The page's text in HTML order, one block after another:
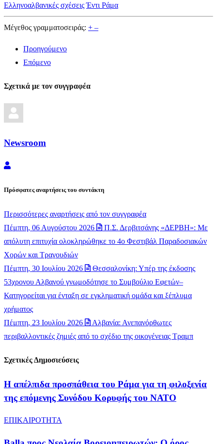
Ελληνοαλβανικές σχέσεις Έντι Ράμα
Μέγεθος γραμματοσειράς: + –
Προηγούμενο
Επόμενο
Σχετικά με τον συγγραφέα
Newsroom
Newsroom
Πρόσφατες αναρτήσεις του συντάκτη
Περισσότερες αναρτήσεις από τον συγγραφέα
Πέμπτη, 06 Αυγούστου 2026
Π.Σ. Δερβιτσάνης «ΔΕΡΒΗ»: Με
απόλυτη επιτυχία ολοκληρώθηκε το 4ο Φεστιβάλ Παραδοσιακών
Χορών και Τραγουδιών
Πέμπτη, 30 Ιουλίου 2026
Θεσσαλονίκη: Υπέρ της έκδοσης
53χρονου Αλβανού γνωμοδότησε το Συμβούλιο Εφετών–
Κατηγορείται για ένταξη σε εγκληματική ομάδα και ξέπλυμα
χρήματος
Πέμπτη, 23 Ιουλίου 2026
Αλβανία: Ανεπανόρθωτες
περιβαλλοντικές ζημιές από το σχέδιο της οικογένειας Τραμπ
Σχετικές Δημοσιεύσεις
Η απέλπιδα προσπάθεια του Ράμα για τη φιλοξενία
της επόμενης Συνόδου Κορυφής του ΝΑΤΟ
ΕΠΙΚΑΙΡΟΤΗΤΑ